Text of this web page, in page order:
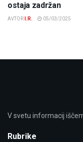
ostaja zadržan
AVTOR I.R. 05/03/2025
V svetu informacij
Rubrike